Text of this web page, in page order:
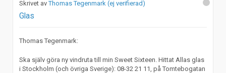
Thomas Tegenmark (ej verifierad)
Glas
Thomas Tegenmark:
Ska själv göra ny vindruta till min Sweet Sixteen. Hittat Allas glas
i Stockholm (och övriga Sverige): 08-32 21 11, på Tomtebogatan